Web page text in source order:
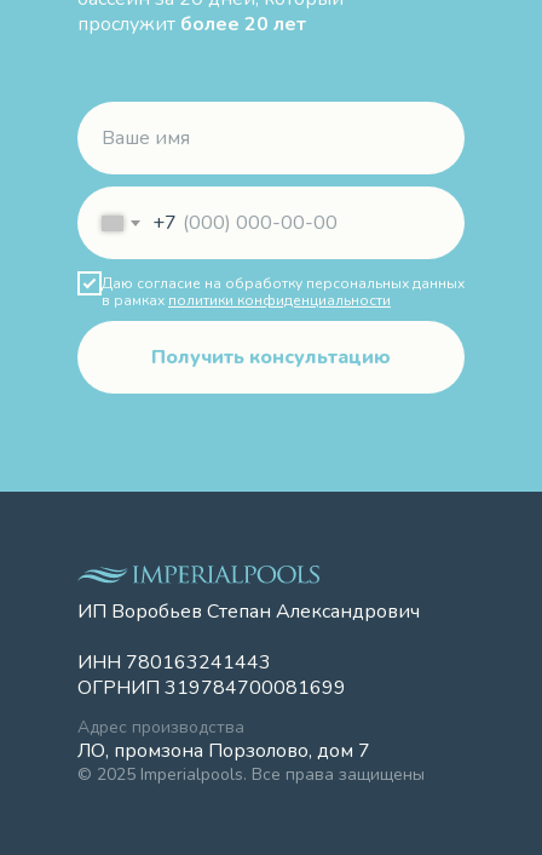
прослужит более 20 лет
+7
Даю согласие на обработку персональных данных
в рамках политики конфиденциальности
Получить консультацию
ИП Воробьев Степан Александрович
ИНН 780163241443
ОГРНИП 319784700081699
Адрес производства
ЛО, промзона Порзолово, дом 7
© 2025 Imperialpools. Все права защищены